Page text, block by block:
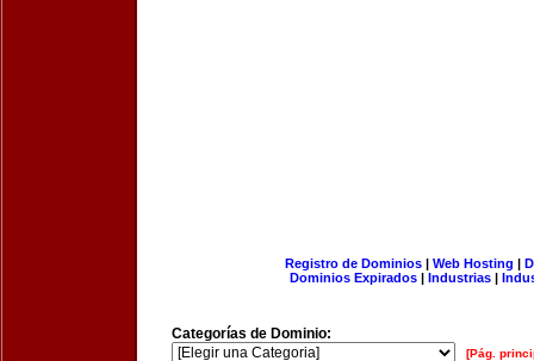
Registro de Dominios| Web Hosting |
Dominios Expirados | Industrias |
Categorías de Dominio:
[Pág.